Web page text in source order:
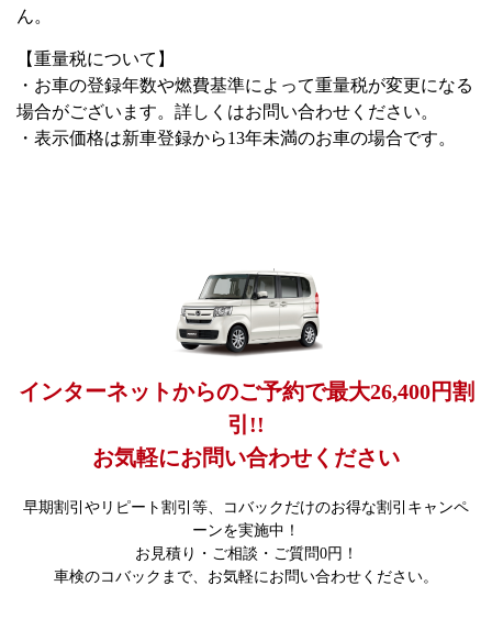
ん。
【重量税について】
・お車の登録年数や燃費基準によって重量税が変更になる
場合がございます。詳しくはお問い合わせください。
・表示価格は新車登録から13年未満のお車の場合です。
インターネットからのご予約で最大26,400円割
引!!
お気軽にお問い合わせください
早期割引やリピート割引等、コバックだけのお得な割引キャンペ
ーンを実施中！
お見積り・ご相談・ご質問0円！
車検のコバックまで、お気軽にお問い合わせください。